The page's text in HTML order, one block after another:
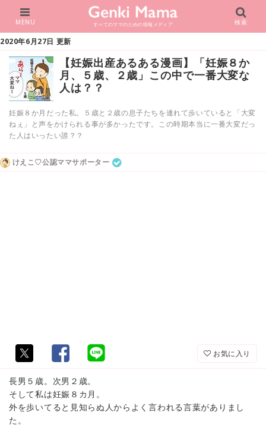
すべてのママのための情報メディア
MENU 検索
2020年6月27日 更新
【妊娠出産あるある漫画】「妊娠８か
月、５歳、２歳」この中で一番大変な
人は？？
妊娠８か月だった私。５歳と２歳の息子たちを連れて歩いていると「大変
ねぇ」と声をかけられる事が多かったです。この時期本当に一番大変だっ
た人はいったい誰？？
けえこ♡公認ママサポーター
お気に入り
長男５歳。次男２歳。
そして私は妊娠８カ月。
外を歩いてると見知らぬ人からよく言われる言葉がありまし
た。